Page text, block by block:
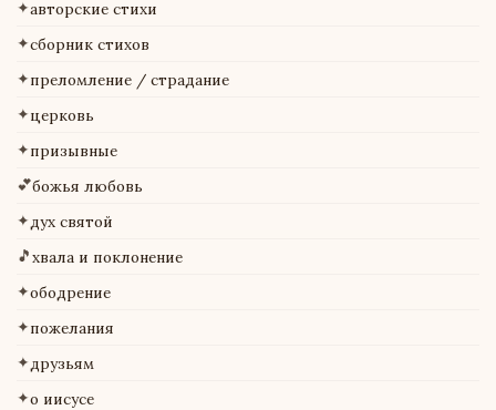
✦авторские стихи
✦сборник стихов
✦преломление / страдание
✦церковь
✦призывные
💕божья любовь
✦ дух святой
🎵хвала и поклонение
✦ободрение
✦пожелания
✦ друзьям
✦о иисусе